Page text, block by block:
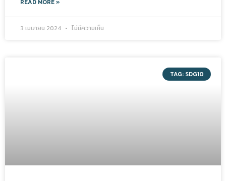
READ MORE »
3 เมษายน 2024 ไม่มีความเห็น
TAG: SDG10